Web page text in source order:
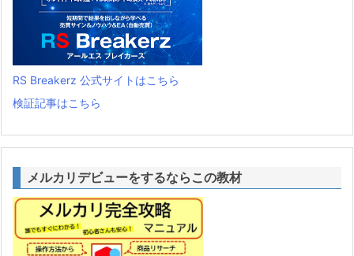
RS Breakerz 公式サイトはこちら
検証記事はこちら
メルカリデビューをするならこの教材